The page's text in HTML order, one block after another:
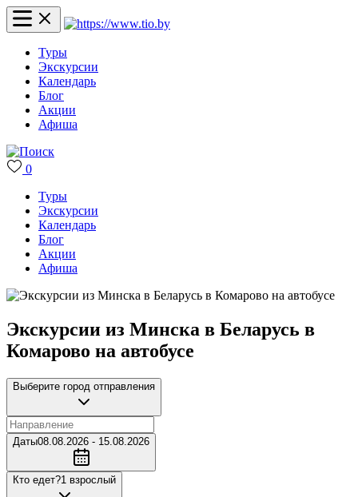
Туры
Экскурсии
Календарь
Блог
Акции
Афиша
0
Туры
Экскурсии
Календарь
Блог
Акции
Афиша
Экскурсии из Минска в Беларусь в
Комарово на автобусе
Выберите город отправления
Даты08.08.2026 - 15.08.2026
Кто едет?1 взрослый